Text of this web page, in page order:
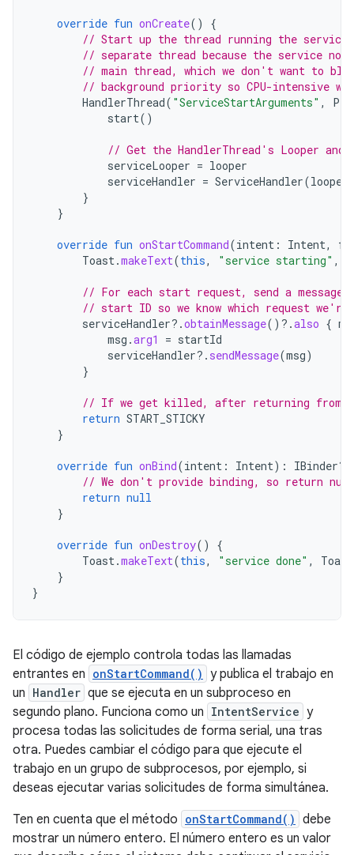
override fun onCreate()
{
// Start up the thread running the
// separate thread because the service
// main thread, which we don't want to
// background priority so CPU-intensive
HandlerThread( "ServiceStartArguments" ,
start()
// Get the HandlerThread's Looper
serviceLooper = looper
serviceHandler = ServiceHandler(looper
}
}
override fun onStartCommand(intent : Intent,
Toast.makeText(this, "service starting" ,
// For each start request, send a
// start ID so we know which request
serviceHandler?.obtainMessage() ?.also {
msg .arg1 = startId
serviceHandler?. sendMessage(msg)
}
// If we get killed, after returning from
return START_STICKY
}
override fun onBind(intent : Intent): IBinder?
// We don't provide binding, so return null
return null
}
override fun onDestroy()
{
Toast.makeText(this, "service done" , Toast
}
}
El código de ejemplo controla todas las llamadas
entrantes en onStartCommand() y publica el trabajo en
un Handler que se ejecuta en un subproceso en
segundo plano. Funciona como un IntentService y
procesa todas las solicitudes de forma serial, una tras
otra. Puedes cambiar el código para que ejecute el
trabajo en un grupo de subprocesos, por ejemplo, si
deseas ejecutar varias solicitudes de forma simultánea.
Ten en cuenta que el método onStartCommand() debe
mostrar un número entero. El número entero es un valor